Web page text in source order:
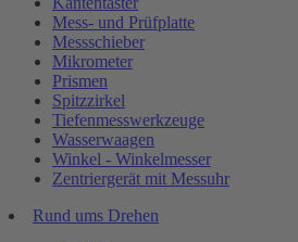
Mess- und Prüfplatte
Messschieber
Mikrometer
Prismen
Spitzzirkel
Tiefenmesswerkzeuge
Wasserwaagen
Winkel - Winkelmesser
Zentriergerät mit Messuhr
Rund ums Drehen